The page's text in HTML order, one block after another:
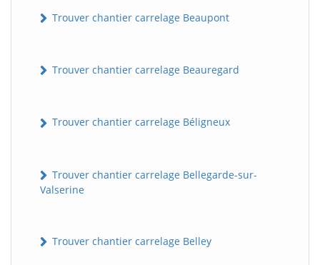
Trouver chantier carrelage Beaupont
Trouver chantier carrelage Beauregard
Trouver chantier carrelage Béligneux
Trouver chantier carrelage Bellegarde-sur-
Valserine
Trouver chantier carrelage Belley